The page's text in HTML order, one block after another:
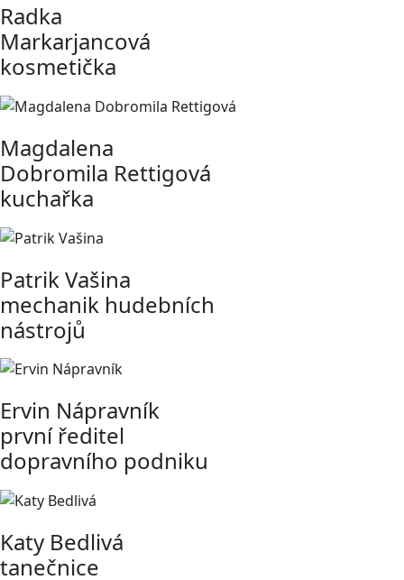
Radka
Markarjancová
kosmetička
Magdalena
Dobromila Rettigová
kuchařka
Patrik Vašina
mechanik hudebních
nástrojů
Ervin Nápravník
první ředitel
dopravního podniku
Katy Bedlivá
tanečnice